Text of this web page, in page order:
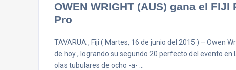
OWEN WRIGHT (AUS) gana el
Pro
TAVARUA , Fiji ( Martes, 16 de junio del 2015 ) – Owen
de hoy , logrando su segundo 20 perfecto del evento
olas tubulares de ocho -a- …